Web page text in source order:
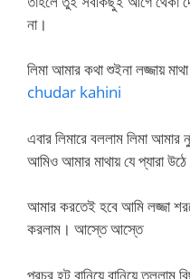
না।
লিমা আমার কথা শুইনা লজ্জায়
chudar kahini
এবার লিমারে বললাম লিমা
আমিও আমার মাথায় যে প্যারা
আমার করতেই হবে আমি লজ্জা
করলাম। আস্তে আস্তে